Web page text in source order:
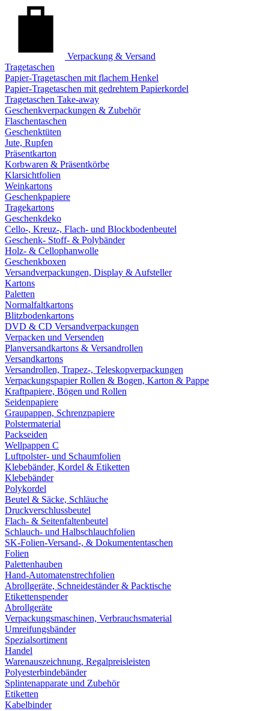
Verpackung & Versand
Tragetaschen
Papier-Tragetaschen mit flachem Henkel
Papier-Tragetaschen mit gedrehtem Papierkordel
Tragetaschen Take-away
Geschenkverpackungen & Zubehör
Flaschentaschen
Geschenktüten
Jute, Rupfen
Präsentkarton
Korbwaren & Präsentkörbe
Klarsichtfolien
Weinkartons
Geschenkpapiere
Tragekartons
Geschenkdeko
Cello-, Kreuz-, Flach- und Blockbodenbeutel
Geschenk- Stoff- & Polybänder
Holz- & Cellophanwolle
Geschenkboxen
Versandverpackungen, Display & Aufsteller
Kartons
Paletten
Normalfaltkartons
Blitzbodenkartons
DVD & CD Versandverpackungen
Verpacken und Versenden
Planversandkartons & Versandrollen
Versandkartons
Versandrollen, Trapez-, Teleskopverpackungen
Verpackungspapier Rollen & Bogen, Karton & Pappe
Kraftpapiere, Bögen und Rollen
Seidenpapiere
Graupappen, Schrenzpapiere
Polstermaterial
Packseiden
Wellpappen C
Luftpolster- und Schaumfolien
Klebebänder, Kordel & Etiketten
Klebebänder
Polykordel
Beutel & Säcke, Schläuche
Druckverschlussbeutel
Flach- & Seitenfaltenbeutel
Schlauch- und Halbschlauchfolien
SK-Folien-Versand-, & Dokumententaschen
Folien
Palettenhauben
Hand-Automatenstrechfolien
Abrollgeräte, Schneideständer & Packtische
Etikettenspender
Abrollgeräte
Verpackungsmaschinen, Verbrauchsmaterial
Umreifungsbänder
Spezialsortiment
Handel
Warenauszeichnung, Regalpreisleisten
Polyesterbindebänder
Splintenapparate und Zubehör
Etiketten
Kabelbinder